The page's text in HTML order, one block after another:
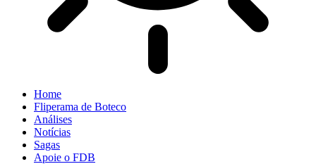
Home
Fliperama de Boteco
Análises
Notícias
Sagas
Apoie o FDB